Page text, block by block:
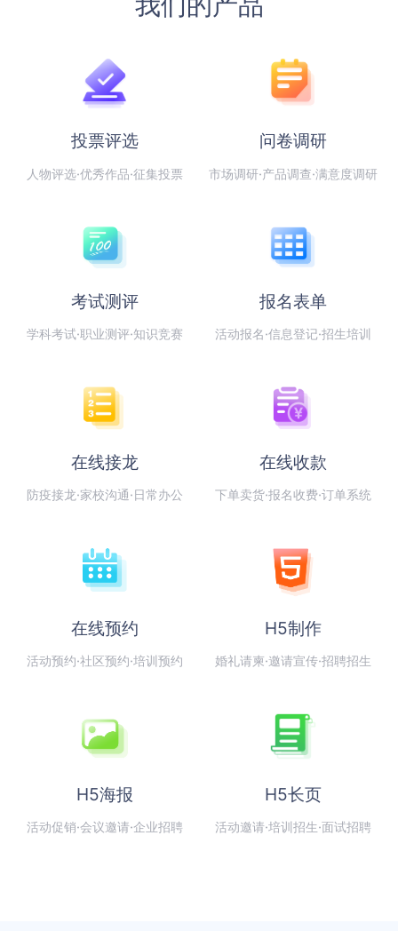
投票评选
人物评选·优秀作品·征集投票
问卷调研
市场调研·产品调查·满意度调研
考试测评
学科考试·职业测评·知识竞赛
报名表单
活动报名·信息登记·招生培训
在线接龙
防疫接龙·家校沟通·日常办公
在线收款
下单卖货·报名收费·订单系统
在线预约
活动预约·社区预约·培训预约
H5制作
婚礼请柬·邀请宣传·招聘招生
H5海报
活动促销·会议邀请·企业招聘
H5长页
活动邀请·培训招生·面试招聘